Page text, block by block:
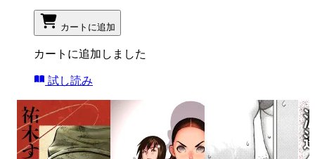
カートに追加
カートに追加しました
試し読み